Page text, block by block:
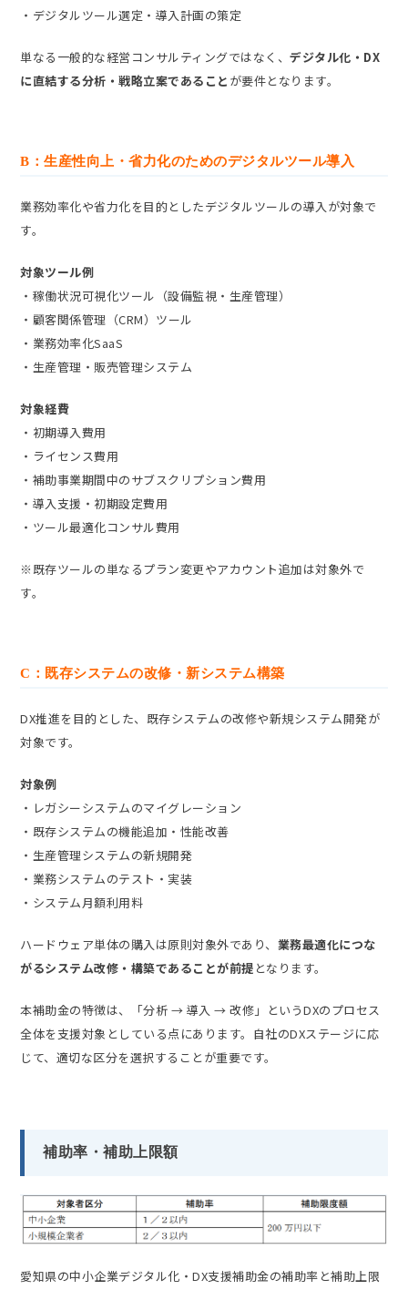
・デジタルツール選定・導入計画の策定
単なる一般的な経営コンサルティングではなく、デジタル化・DX
に直結する分析・戦略立案であること が要件となります。
B：生産性向上・省力化のためのデジタルツール導入
業務効率化や省力化を目的としたデジタルツールの導入が対象で
す。
対象ツール例
・稼働状況可視化ツール（設備監視・生産管理）
・顧客関係管理（CRM）ツール
・業務効率化SaaS
・生産管理・販売管理システム
対象経費
・初期導入費用
・ライセンス費用
・補助事業期間中のサブスクリプション費用
・導入支援・初期設定費用
・ツール最適化コンサル費用
※既存ツールの単なるプラン変更やアカウント追加は対象外で
す。
C：既存システムの改修・新システム構築
DX推進を目的とした、既存システムの改修や新規システム開発が
対象です。
対象例
・レガシーシステムのマイグレーション
・既存システムの機能追加・性能改善
・生産管理システムの新規開発
・業務システムのテスト・実装
・システム月額利用料
ハードウェア単体の購入は原則対象外であり、 業務最適化につな
がるシステム改修・構築であることが前提 となります。
本補助金の特徴は、「分析 → 導入 → 改修」というDXのプロセス
全体を支援対象としている点にあります。自社のDXステージに応
じて、適切な区分を選択することが重要です。
補助率・補助上限額
愛知県の中小企業デジタル化・DX支援補助金の補助率と補助上限